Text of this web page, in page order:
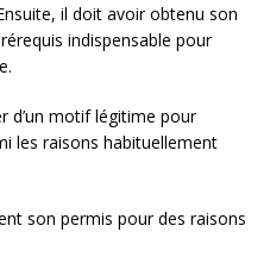
il doit avoir obtenu son
indispensable pour
d’un motif légitime pour
les raisons habituellement
son permis pour des raisons